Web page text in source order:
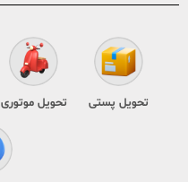
تحویل پستی تحویل موتوری